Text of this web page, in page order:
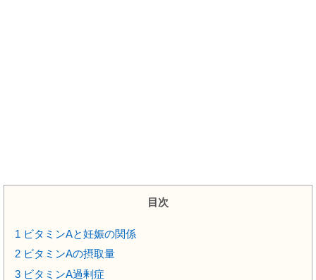
目次
1 ビタミンAと妊娠の関係
2 ビタミンAの摂取量
3 ビタミンA過剰症